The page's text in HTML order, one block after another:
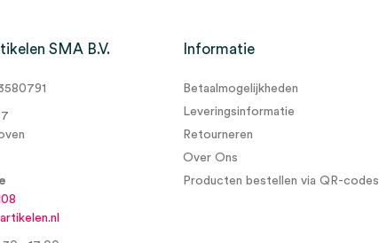
SMA B.V. Informatie
Betaalmogelijkheden
Leveringsinformatie
Retourneren
Over Ons
Producten bestellen via QR-codes